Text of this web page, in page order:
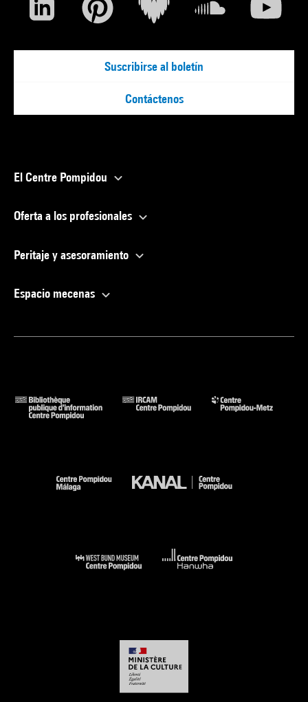
Suscribirse al boletín
Contáctenos
El Centre Pompidou
Oferta a los profesionales
Peritaje y asesoramiento
Espacio mecenas